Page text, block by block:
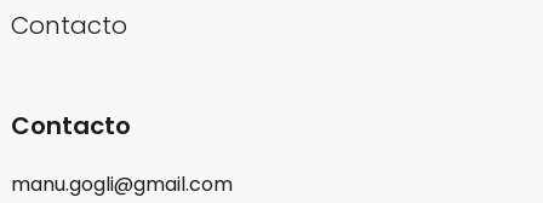
Contacto
Contacto
manu.gogli@gmail.com